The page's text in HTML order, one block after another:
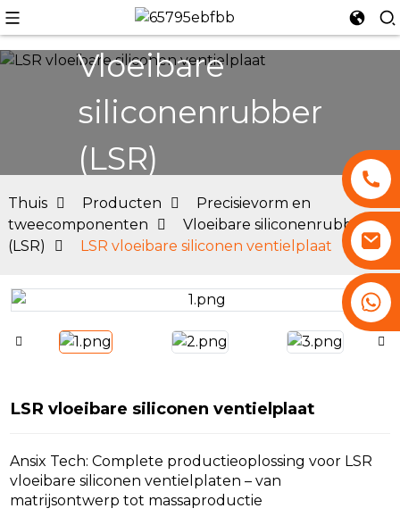
+86 13530645990
Vloeibare
siliconenrubber
(LSR)
Thuis Producten
Precisievorm en
tweecomponenten
Vloeibare siliconenrubber
(LSR)
LSR vloeibare siliconen ventielplaat
LSR vloeibare siliconen ventielplaat
Ansix Tech: Complete productieoplossing voor LSR
vloeibare siliconen ventielplaten – van
matrijsontwerp tot massaproductie